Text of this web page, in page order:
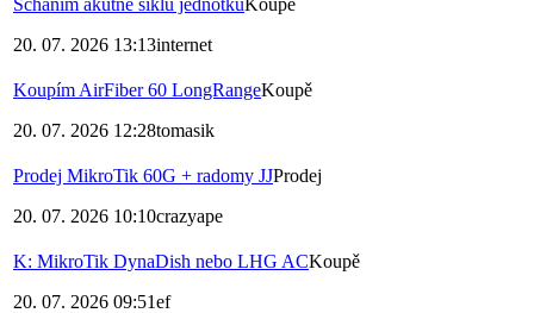
Scháním akutně siklu jednotku Koupě
20. 07. 2026 13:13internet
Koupím AirFiber 60 LongRangeKoupě
20. 07. 2026 12:28tomasik
Prodej MikroTik 60G + radomy JJProdej
20. 07. 2026 10:10crazyape
K: MikroTik DynaDish nebo LHG ACKoupě
20. 07. 2026 09:51ef